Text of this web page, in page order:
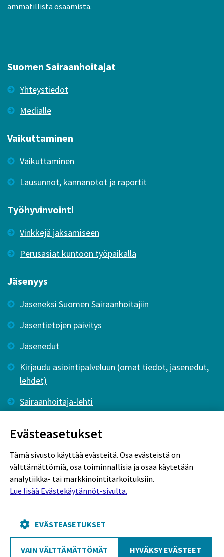
ammatillista osaamista.
Suomen Sairaanhoitajat
Yhteystiedot
Medialle
Vaikuttaminen
Vaikuttaminen
Lausunnot, kannanotot ja raportit
Työhyvinvointi
Vinkkejä jaksamiseen
Perusasiat kuntoon työpaikalla
Jäsenyys
Jäseneksi Suomen Sairaanhoitajiin
Jäsentietojen päivitys
Jäsenedut
Kirjaudu asiointipalveluun (omat tiedot, jäsenedut,
lehdet)
Sairaanhoitaja-lehti
Rekisteriseloste
Evästekäytännöt
Evästeasetukset
Tämä sivusto käyttää evästeitä. Osa evästeistä on
välttämättömiä, osa toiminnallisia ja osaa käytetään
analytiikka- tai markkinointitarkoituksiin.
Lue lisää Evästekäytännöt-sivulta.
EVÄSTEASETUKSET
VAIN VÄLTTÄMÄTTÖMÄT HYVÄKSY EVÄSTEET